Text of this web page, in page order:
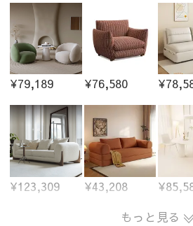
¥79,189 ¥76,580
¥123,309 ¥43,208
もっと見る